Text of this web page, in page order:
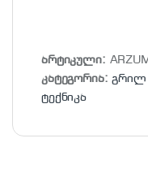
არტიკული:
კატეგორია:გრილ
ტექნიკა